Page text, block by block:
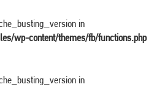
in
wp-content/themes/fb/functions.php
in